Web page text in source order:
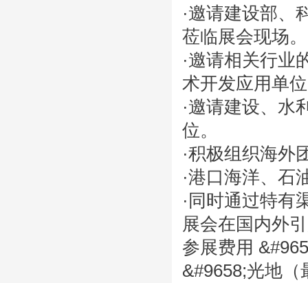
·邀请建设部、
莅临展会现场。
·邀请相关行业
术开发应用单
·邀请建设、水
位。
·积极组织海外
·港口海洋、石
·同时通过特有
展会在国内外
参展费用
&#9658;光地